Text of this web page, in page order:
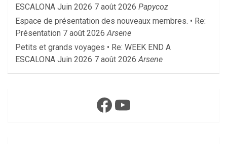
ESCALONA Juin 2026 7 août 2026 Papycoz
Espace de présentation des nouveaux membres. • Re:
Présentation 7 août 2026 Arsene
Petits et grands voyages • Re: WEEK END A
ESCALONA Juin 2026 7 août 2026 Arsene
Facebook
YouTube